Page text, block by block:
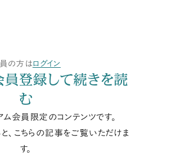
の方はログイン
員登録して続きを読
む
ム会員限定のコンテンツです。
、こちらの記事をご覧いただけま
す。